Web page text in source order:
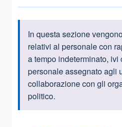
Informazioni
In questa sezione
relativi al personale con
a tempo indeterminato, ivi
personale assegnato agli
collaborazione con gli
politico.